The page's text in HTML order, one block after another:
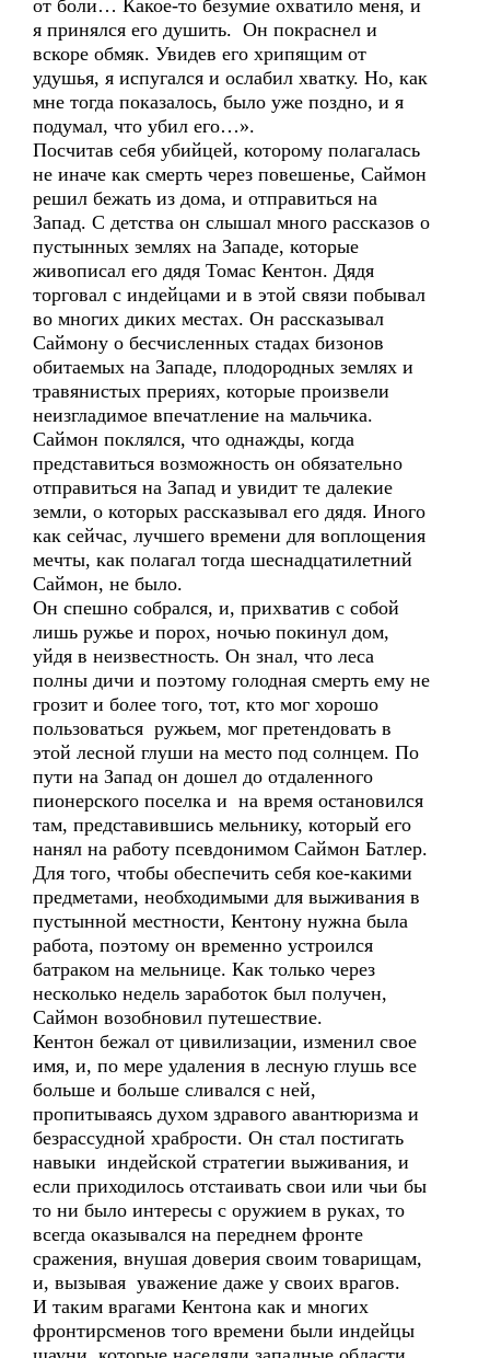
от боли… Какое-то безумие охватило меня, и
я принялся его душить. Он покраснел и
вскоре обмяк. Увидев его хрипящим от
удушья, я испугался и ослабил хватку. Но, как
мне тогда показалось, было уже поздно, и я
подумал, что убил его…».
Посчитав себя убийцей, которому полагалась
не иначе как смерть через повешенье, Саймон
решил бежать из дома, и отправиться на
Запад. С детства он слышал много рассказов о
пустынных землях на Западе, которые
живописал его дядя Томас Кентон. Дядя
торговал с индейцами и в этой связи побывал
во многих диких местах. Он рассказывал
Саймону о бесчисленных стадах бизонов
обитаемых на Западе, плодородных землях и
травянистых прериях, которые произвели
неизгладимое впечатление на мальчика.
Саймон поклялся, что однажды, когда
представиться возможность он обязательно
отправиться на Запад и увидит те далекие
земли, о которых рассказывал его дядя. Иного
как сейчас, лучшего времени для воплощения
мечты, как полагал тогда шеснадцатилетний
Саймон, не было.
Он спешно собрался, и, прихватив с собой
лишь ружье и порох, ночью покинул дом,
уйдя в неизвестность. Он знал, что леса
полны дичи и поэтому голодная смерть ему не
грозит и более того, тот, кто мог хорошо
пользоваться ружьем, мог претендовать в
этой лесной глуши на место под солнцем. По
пути на Запад он дошел до отдаленного
пионерского поселка и на время остановился
там, представившись мельнику, который его
нанял на работу псевдонимом Саймон Батлер.
Для того, чтобы обеспечить себя кое-какими
предметами, необходимыми для выживания в
пустынной местности, Кентону нужна была
работа, поэтому он временно устроился
батраком на мельнице. Как только через
несколько недель заработок был получен,
Саймон возобновил путешествие.
Кентон бежал от цивилизации, изменил свое
имя, и, по мере удаления в лесную глушь все
больше и больше сливался с ней,
пропитываясь духом здравого авантюризма и
безрассудной храбрости. Он стал постигать
навыки индейской стратегии выживания, и
если приходилось отстаивать свои или чьи бы
то ни было интересы с оружием в руках, то
всегда оказывался на переднем фронте
сражения, внушая доверия своим товарищам,
и, вызывая уважение даже у своих врагов.
И таким врагами Кентона как и многих
фронтирсменов того времени были индейцы